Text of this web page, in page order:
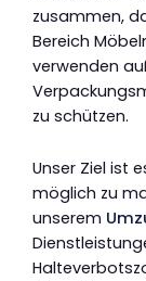
zusammen,
Bereich
verwenden
zu schützen.
Unser Ziel ist
möglich zu
unserem